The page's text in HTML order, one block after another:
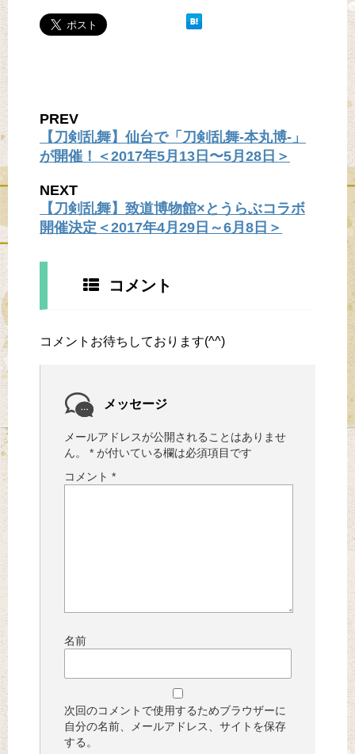
PREV
【刀剣乱舞】仙台で「刀剣乱舞-本丸博-」
が開催！＜2017年5月13日〜5月28日＞
NEXT
【刀剣乱舞】致道博物館×とうらぶコラボ
開催決定＜2017年4月29日～6月8日＞
コメント
コメントお待ちしております(^^)
メッセージ
メールアドレスが公開されることはありませ
ん。
* が付いている欄は必須項目です
コメント *
名前
次回のコメントで使用するためブラウザーに
自分の名前、メールアドレス、サイトを保存
する。